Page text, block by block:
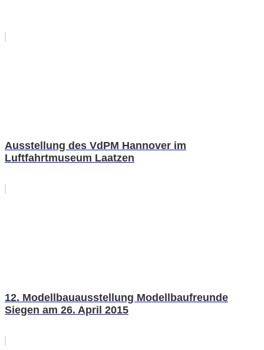
Ausstellung des VdPM Hannover im
Luftfahrtmuseum Laatzen
12. Modellbauausstellung Modellbaufreunde
Siegen am 26. April 2015